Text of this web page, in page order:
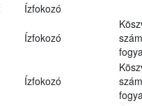
Ízfokozó
Ízfokozó
Ízfokozó